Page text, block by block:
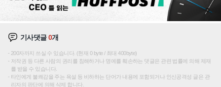
기사댓글0개
200자까지 쓰실 수 있습니다. (현재 0 byte / 최대 400byte)
저작권 등 다른 사람의 권리를 침해하거나 명예를 훼손하는 댓글은 관련 법률에 의해 제재
를 받을 수 있습니다.
타인에게 불쾌감을 주는 욕설 등 비하하는 단어가 내용에 포함되거나 인신공격성 글은 관
리자의 판단에 의해 삭제 합니다.